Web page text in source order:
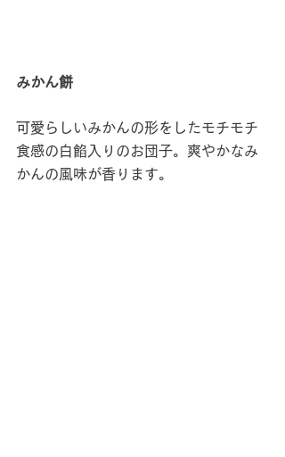
みかん餅
可愛らしいみかんの形をしたモチモチ
食感の白餡入りのお団子。爽やかなみ
かんの風味が香ります。